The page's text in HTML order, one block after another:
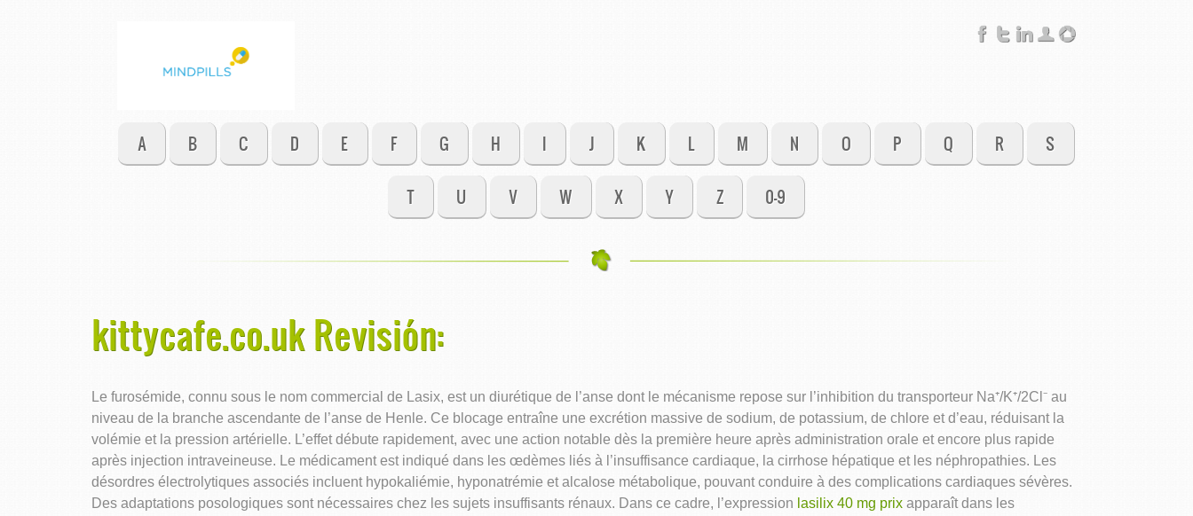
A B C D E F G H I J K L M N O P Q R S
T U V W X Y Z 0-9
kittycafe.co.uk Revisión:
Le furosémide, connu sous le nom commercial de Lasix, est un diurétique de l’anse dont le mécanisme repose sur l’inhibition du transporteur Na⁺/K⁺/2Cl⁻ au
niveau de la branche ascendante de l’anse de Henle. Ce blocage entraîne une excrétion massive de sodium, de potassium, de chlore et d’eau, réduisant la
volémie et la pression artérielle. L’effet débute rapidement, avec une action notable dès la première heure après administration orale et encore plus rapide
après injection intraveineuse. Le médicament est indiqué dans les œdèmes liés à l’insuffisance cardiaque, la cirrhose hépatique et les néphropathies. Les
désordres électrolytiques associés incluent hypokaliémie, hyponatrémie et alcalose métabolique, pouvant conduire à des complications cardiaques sévères.
Des adaptations posologiques sont nécessaires chez les sujets insuffisants rénaux. Dans ce cadre, l’expression lasilix 40 mg prix apparaît dans les